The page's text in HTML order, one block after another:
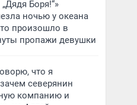
Боря!“»
ночью у океана
произошло в
пропажи девушки
что я
северянин
компанию и